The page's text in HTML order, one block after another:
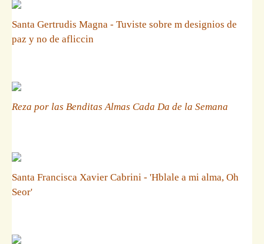
Santa Gertrudis Magna - Tuviste sobre m designios de
paz y no de afliccin
Reza por las Benditas Almas Cada Da de la Semana
Santa Francisca Xavier Cabrini - 'Hblale a mi alma, Oh
Seor'